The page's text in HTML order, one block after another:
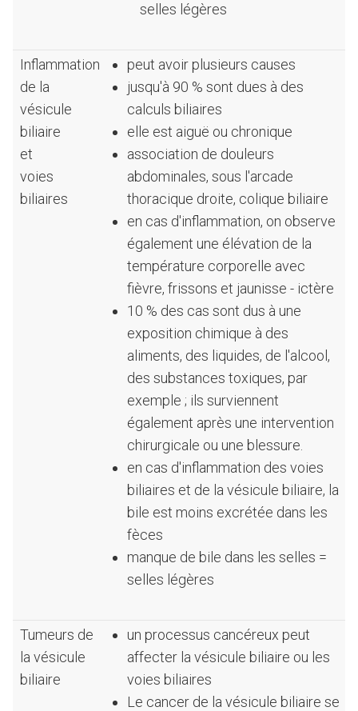
selles légères
Inflammation
de la
vésicule
biliaire
et
voies
biliaires
peut avoir plusieurs causes
jusqu'à 90 % sont dues à des
calculs biliaires
elle est aiguë ou chronique
association de douleurs
abdominales, sous l'arcade
thoracique droite, colique biliaire
en cas d'inflammation, on observe
également une élévation de la
température corporelle avec
fièvre, frissons et jaunisse - ictère
10 % des cas sont dus à une
exposition chimique à des
aliments, des liquides, de l'alcool,
des substances toxiques, par
exemple ; ils surviennent
également après une intervention
chirurgicale ou une blessure.
en cas d'inflammation des voies
biliaires et de la vésicule biliaire, la
bile est moins excrétée dans les
fèces
manque de bile dans les selles =
selles légères
Tumeurs de
la vésicule
biliaire
un processus cancéreux peut
affecter la vésicule biliaire ou les
voies biliaires
Le cancer de la vésicule biliaire se